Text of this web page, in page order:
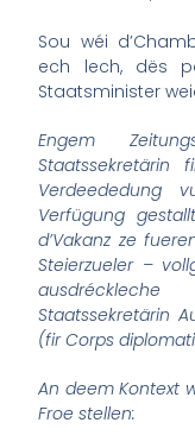
Sou wéi
ech lech, dës
Staatsminister
Engem
Staatssekretärin
Verdeededung
Verfügung
d’Vakanz ze
Steierzueler –
Staatssekretärin
(fir Corps
An deem Kontext
Froe stellen: